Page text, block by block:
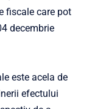
fiscale care pot
decembrie
este acela de
efectului